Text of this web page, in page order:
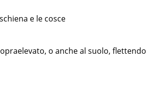
e le cosce
o anche al suolo, flettendo